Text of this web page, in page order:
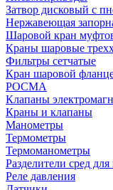
Затвор дисковый с
Нержавеющая
Шаровой кран
Краны шаровые
Фильтры сетчатые
Кран шаровой
РОСМА
Клапаны
Краны и клапаны
Манометры
Термометры
Термоманометры
Разделители сред
Реле давления